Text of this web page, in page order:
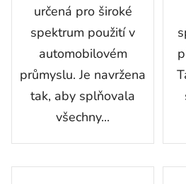
určená pro široké
spektrum použití v
automobilovém
průmyslu. Je navržena
tak, aby splňovala
všechny...